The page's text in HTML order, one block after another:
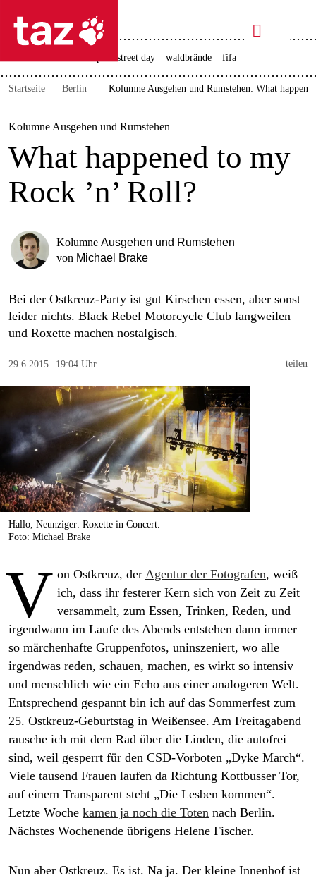
taz zahl ich
taz zahl ich
themen
politik
öko
kultur
berlin
verlag
verlag
veranstaltungen
shop
fragen & hilfe
abo
genossenschaft
epaper login

taz zahl ich
christopher street day waldbrände fifa
Startseite Berlin Kolumne Ausgehen und Rumstehen: What
Kolumne Ausgehen und Rumstehen
What happened to my
Rock ’n’ Roll?
Kolumne Ausgehen und Rumstehen
von Michael Brake
Bei der Ostkreuz-Party ist gut Kirschen essen, aber sonst
leider nichts. Black Rebel Motorcycle Club langweilen
und Roxette machen nostalgisch.
29.6.2015 19:04 Uhr teilen
Hallo, Neunziger: Roxette in Concert.
Foto: Michael Brake
V on Ostkreuz, der Agentur der Fotografen, weiß
ich, dass ihr festerer Kern sich von Zeit zu Zeit
versammelt, zum Essen, Trinken, Reden, und
irgendwann im Laufe des Abends entstehen dann immer
so märchenhafte Gruppenfotos, uninszeniert, wo alle
irgendwas reden, schauen, machen, es wirkt so intensiv
und menschlich wie ein Echo aus einer analogeren Welt.
Entsprechend gespannt bin ich auf das Sommerfest zum
25. Ostkreuz-Geburtstag in Weißensee. Am Freitagabend
rausche ich mit dem Rad über die Linden, die autofrei
sind, weil gesperrt für den CSD-Vorboten „Dyke March“.
Viele tausend Frauen laufen da Richtung Kottbusser Tor,
auf einem Transparent steht „Die Lesben kommen“.
Letzte Woche kamen ja noch die Toten nach Berlin.
Nächstes Wochenende übrigens Helene Fischer.
Nun aber Ostkreuz. Es ist. Na ja. Der kleine Innenhof ist